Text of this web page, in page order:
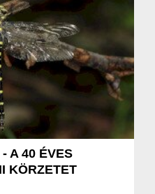
A 40 ÉVES
KÖRZETET